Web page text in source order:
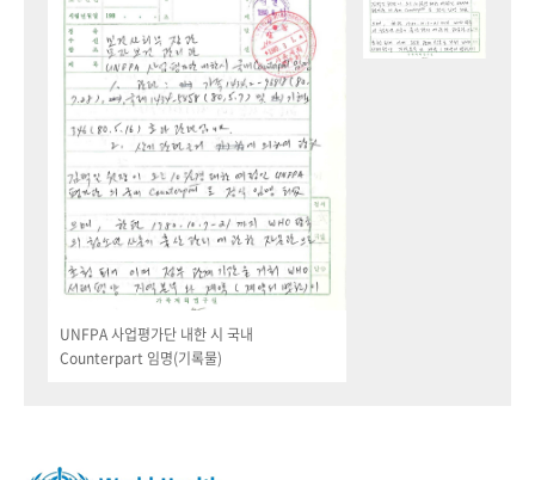
UNFPA 사업평가단 내한 시 국내
Counterpart 임명(기록물)